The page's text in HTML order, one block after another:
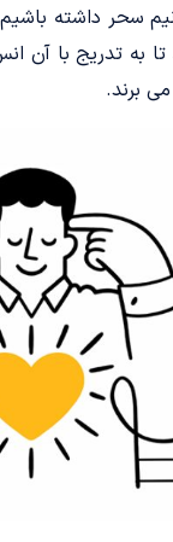
سحر داشته
تا به تدریج با
برند.